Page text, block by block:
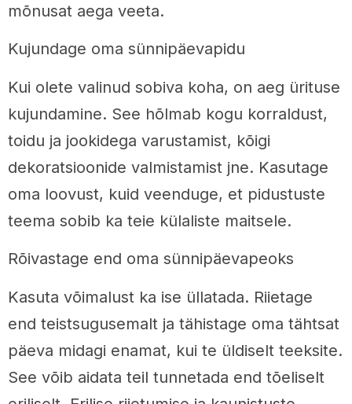
mõnusat aega veeta.
Kujundage oma sünnipäevapidu
Kui olete valinud sobiva koha, on aeg ürituse
kujundamine. See hõlmab kogu korraldust,
toidu ja jookidega varustamist, kõigi
dekoratsioonide valmistamist jne. Kasutage
oma loovust, kuid veenduge, et pidustuste
teema sobib ka teie külaliste maitsele.
Rõivastage end oma sünnipäevapeoks
Kasuta võimalust ka ise üllatada. Riietage
end teistsugusemalt ja tähistage oma tähtsat
päeva midagi enamat, kui te üldiselt teeksite.
See võib aidata teil tunnetada end tõeliselt